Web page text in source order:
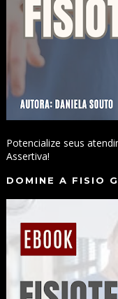
Potencialize seus
Assertiva!
DOMINE A FISIO